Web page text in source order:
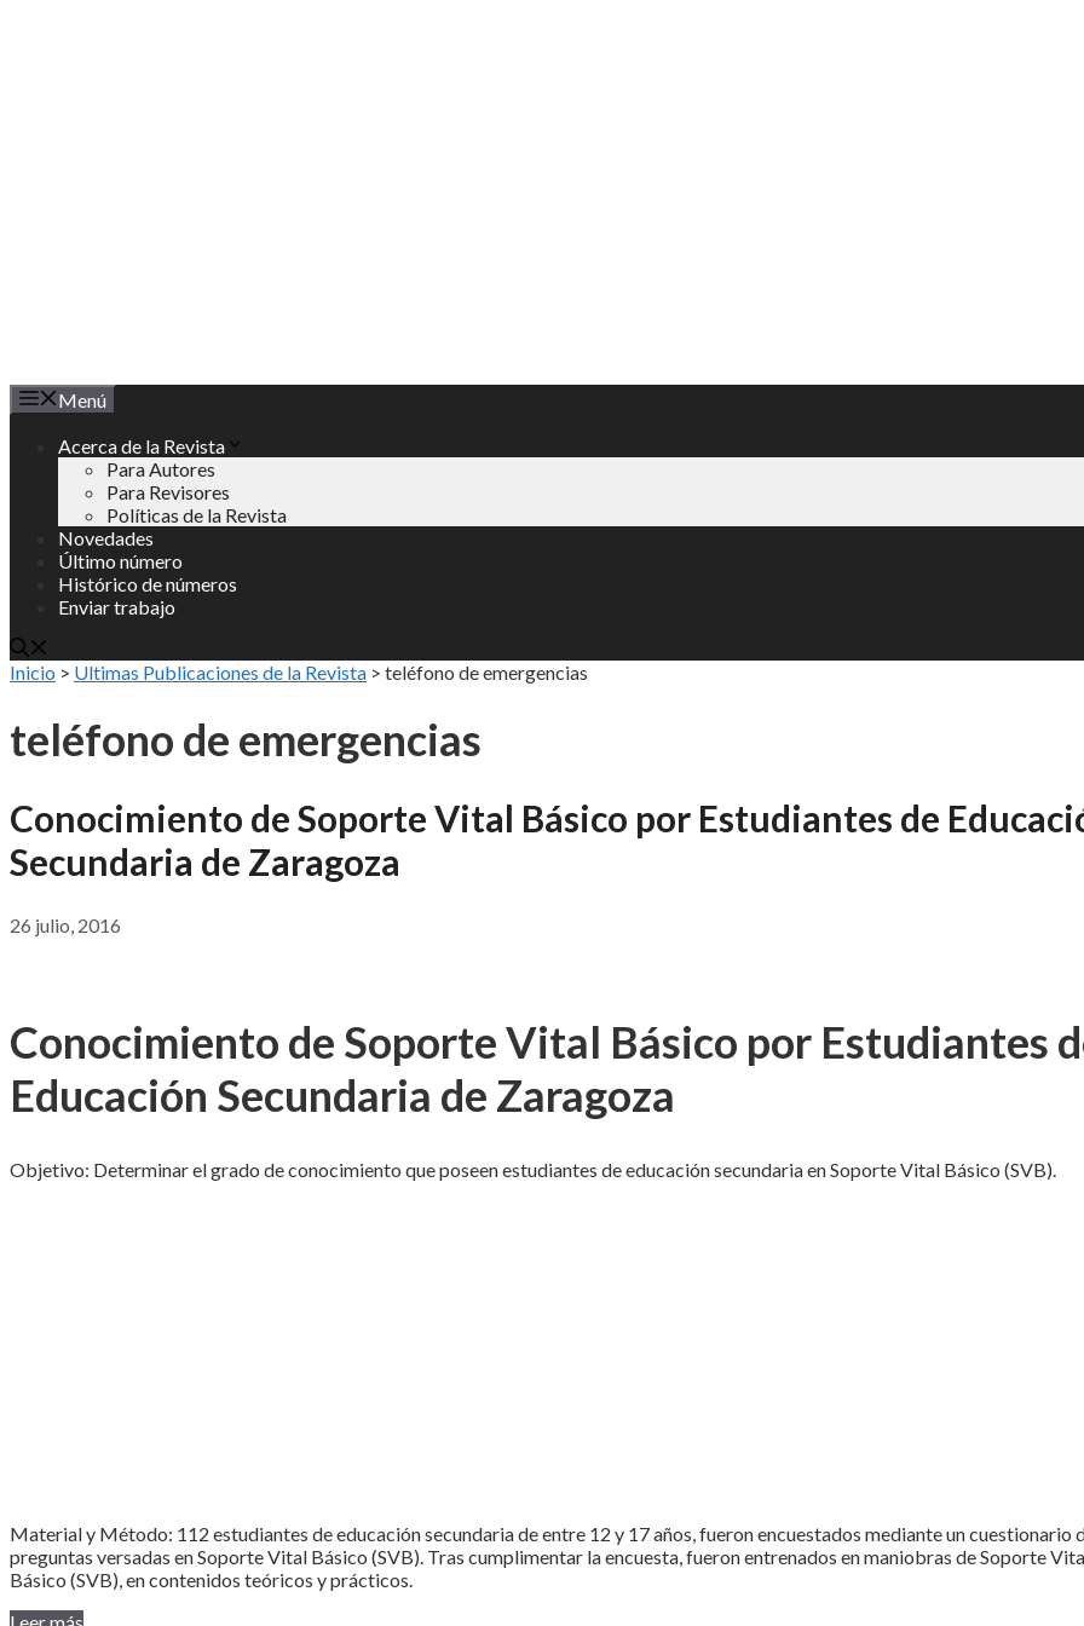
Menú
Acerca de la Revista
Para Autores
Para Revisores
Políticas de la Revista
Novedades
Último número
Histórico de números
Enviar trabajo
Inicio > Ultimas Publicaciones de la Revista > teléfono de emergencias
teléfono de emergencias
Conocimiento de Soporte Vital Básico por Estudiantes de
Secundaria de Zaragoza
26 julio, 2016
Conocimiento de Soporte Vital Básico por Estudiantes
Educación Secundaria de Zaragoza
Objetivo: Determinar el grado de conocimiento que poseen estudiantes de educación secundaria en Soporte Vital Básico (SVB).
Material y Método: 112 estudiantes de educación secundaria de entre 12 y 17 años, fueron encuestados mediante un cuestionario
preguntas versadas en Soporte Vital Básico (SVB). Tras cumplimentar la encuesta, fueron entrenados en maniobras de Soporte
Básico (SVB), en contenidos teóricos y prácticos.
Leer más